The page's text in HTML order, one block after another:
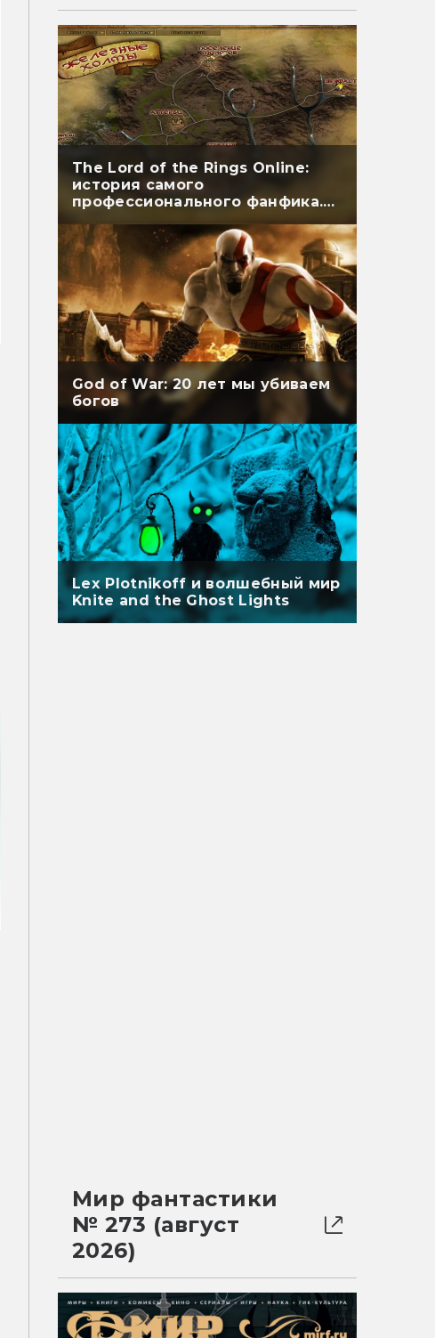
The Lord of the Rings Online:
история самого
профессионального фанфика.
God of War: 20 лет мы убиваем
богов
Lex Plotnikoff и волшебный мир
Knite and the Ghost Lights
Мир фантастики
№ 273 (август
2026)